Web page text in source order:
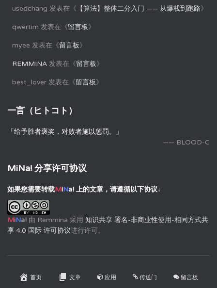
usedchang 发表在《 【算法】整体二分入门 —— 从爆栈到跑路》
qwertim 发表在《留言板》
myee 发表在《留言板》
REMMINA 发表在《留言板》
best_lover 发表在《留言板》
一言（ヒトコト）
「给予胜者褒奖，对败者施以惩罚。」
—— BLOOD-C
MiNa! 分享许可协议
如果您需要转载MiNa! 上的文章，请遵循以下协议↓
MiNa! 由 Remmina 采用 知识共享 署名-非商业性使用-相同方式共
享 4.0 国际 许可协议进行许可。
首页 文章 应用 传送门 留言板